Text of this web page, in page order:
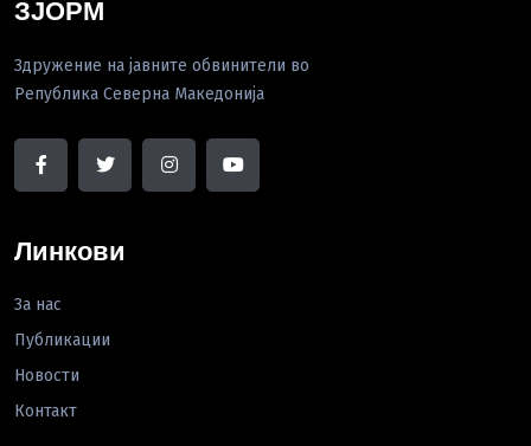
ЗЈОРМ
Здружение на јавните обвинители во
Република Северна Македонија
Линкови
За нас
Публикации
Новости
Контакт